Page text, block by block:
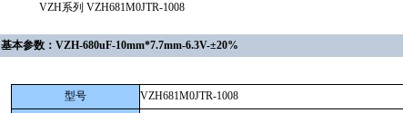
VZH系列 VZH681M0JTR-1008
基本参数：VZH-680uF-10mm*7.7mm-6.3V-±20%
型号
VZH681M0JTR-1008